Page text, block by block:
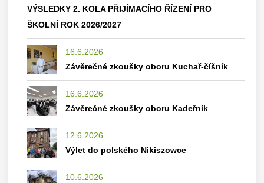
VÝSLEDKY 2. KOLA PŘIJÍMACÍHO ŘÍZENÍ PRO
ŠKOLNÍ ROK 2026/2027
16.6.2026
Závěrečné zkoušky oboru Kuchař-číšník
16.6.2026
Závěrečné zkoušky oboru Kadeřník
12.6.2026
Výlet do polského Nikiszowce
10.6.2026